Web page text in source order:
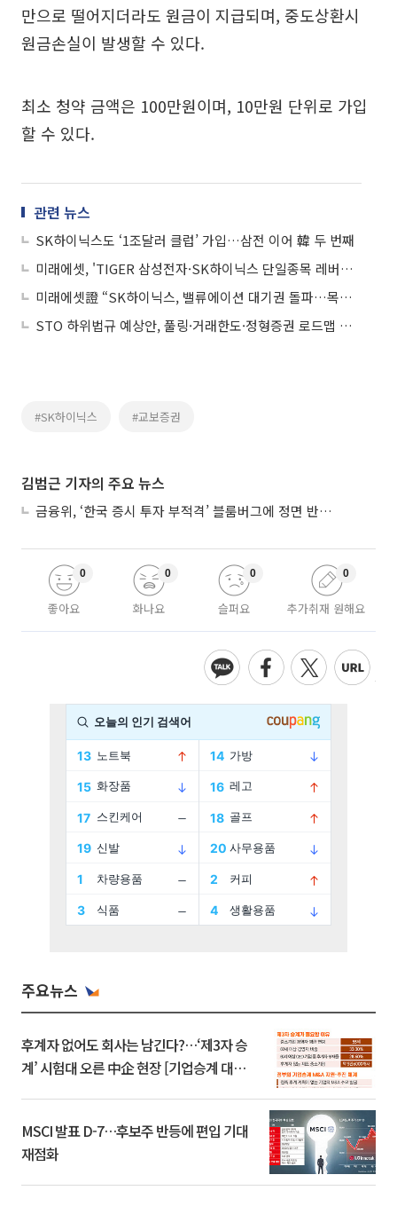
만으로 떨어지더라도 원금이 지급되며, 중도상환시
원금손실이 발생할 수 있다.
최소 청약 금액은 100만원이며, 10만원 단위로 가입
할 수 있다.
관련 뉴스
SK하이닉스도 ‘1조달러 클럽’ 가입…삼전 이어 韓 두 번째
미래에셋, 'TIGER 삼성전자·SK하이닉스 단일종목 레버리지' 신규 상장
미래에셋證 “SK하이닉스, 밸류에이션 대기권 돌파…목표가 380만원”
STO 하위법규 예상안, 풀링·거래한도·정형증권 로드맵 제시
#SK하이닉스 #교보증권
김범근 기자의 주요 뉴스
금융위, ‘한국 증시 투자 부적격’ 블룸버그에 정면 반박…“근거 불분명”
좋아요
0
화나요
0
슬퍼요
0
추가취재 원해요
0
주요뉴스
후계자 없어도 회사는 남긴다?…‘제3자 승
계’ 시험대 오른 中企 현장 [기업승계 대전
MSCI 발표 D-7…후보주 반등에 편입 기대
재점화